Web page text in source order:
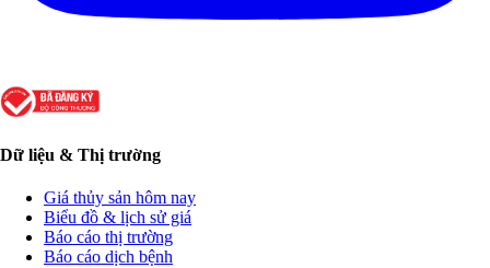
Dữ liệu & Thị trường
Giá thủy sản hôm nay
Biểu đồ & lịch sử giá
Báo cáo thị trường
Báo cáo dịch bệnh